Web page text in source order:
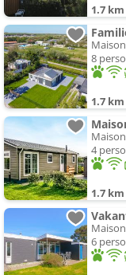
1.7 km
8
1.7 km
4
1.7 km
6